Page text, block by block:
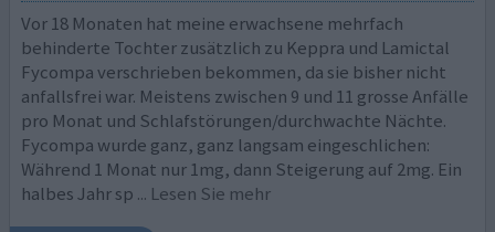
Vor 18 Monaten hat meine erwachsene mehrfach
behinderte Tochter zusätzlich zu Keppra und Lamictal
Fycompa verschrieben bekommen, da sie bisher nicht
anfallsfrei war. Meistens zwischen 9 und 11 grosse Anfälle
pro Monat und Schlafstörungen/durchwachte Nächte.
Fycompa wurde ganz, ganz langsam eingeschlichen:
Während 1 Monat nur 1mg, dann Steigerung auf 2mg. Ein
halbes Jahr sp ... Lesen Sie mehr